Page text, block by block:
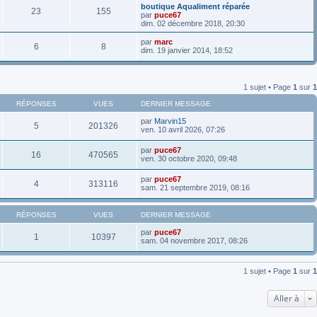
23 155
boutique Aqualiment réparée
par puce67
dim. 02 décembre 2018, 20:30
6 8 par marc
dim. 19 janvier 2014, 18:52
1 sujet • Page 1 sur 1
RÉPONSES VUES DERNIER MESSAGE
5 201326 par Marvin15
ven. 10 avril 2026, 07:26
16 470565 par puce67
ven. 30 octobre 2020, 09:48
4 313116 par puce67
sam. 21 septembre 2019, 08:16
RÉPONSES VUES DERNIER MESSAGE
1 10397 par puce67
sam. 04 novembre 2017, 08:26
1 sujet • Page 1 sur 1
Aller à